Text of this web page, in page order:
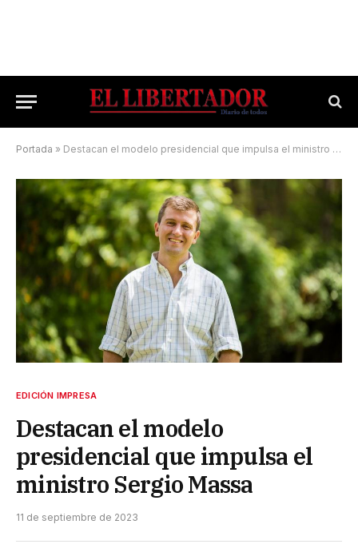
Portada » Destacan el modelo presidencial que impulsa el ministro Sergio Massa
EDICIÓN IMPRESA
Destacan el modelo
presidencial que impulsa el
ministro Sergio Massa
11 de septiembre de 2023